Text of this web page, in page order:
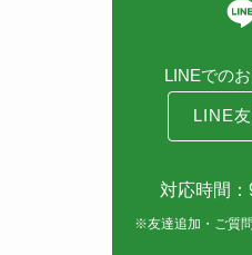
LINEでの
LINE
対応時間
※友達追加・ご質